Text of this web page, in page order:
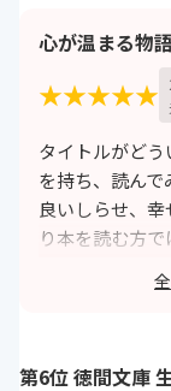
心が温まる物
★★★★★
タイトルがど
を持ち、読ん
良いしらせ、
り本を読む方
来事が盛り込
第6位 徳間文庫